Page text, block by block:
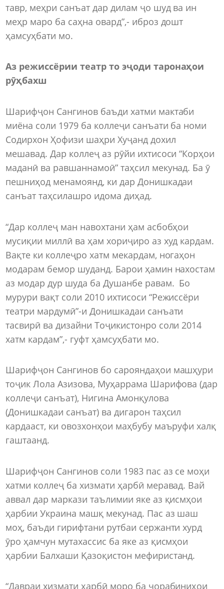
тавр, меҳри санъат дар дилам ҷо шуд ва ин
меҳр маро ба саҳна овард”,- иброз дошт
ҳамсуҳбати мо.
Аз режиссёрии театр то эҷоди таронаҳои
рӯҳбахш
Шарифҷон Сангинов баъди хатми мактаби
миёна соли 1979 ба коллеҷи санъати ба номи
Содирхон Ҳофизи шаҳри Хуҷанд дохил
мешавад. Дар коллеҷ аз рӯйи ихтисоси “Корҳои
маданӣ ва равшаннамоӣ” таҳсил мекунад. Ба ӯ
пешниҳод менамоянд, ки дар Донишкадаи
санъат таҳсилашро идома диҳад.
“Дар коллеҷ ман навохтани ҳам асбобҳои
мусиқии миллӣ ва ҳам хориҷиро аз худ кардам.
Вақте ки коллеҷро хатм мекардам, ногаҳон
модарам бемор шуданд. Барои ҳамин нахостам
аз модар дур шуда ба Душанбе равам. Бо
мурури вақт соли 2010 ихтисоси “Режиссёри
театри мардумӣ”-и Донишкадаи санъати
тасвирӣ ва дизайни Тоҷикистонро соли 2014
хатм кардам”,- гуфт ҳамсуҳбати мо.
Шарифҷон Сангинов бо сарояндаҳои машҳури
тоҷик Лола Азизова, Муҳаррама Шарифова (дар
коллеҷи санъат), Нигина Амонқулова
(Донишкадаи санъат) ва дигарон таҳсил
кардааст, ки овозхонҳои маҳбубу маъруфи халқ
гаштаанд.
Шарифҷон Сангинов соли 1983 пас аз се моҳи
хатми коллеҷ ба хизмати ҳарбӣ меравад. Вай
аввал дар маркази таълимии яке аз қисмҳои
ҳарбии Украина машқ мекунад. Пас аз шаш
моҳ, баъди гирифтани рутбаи сержанти хурд
ӯро ҳамчун мутахассис ба яке аз қисмҳои
ҳарбии Балхаши Қазоқистон мефиристанд.
“Давраи хизмати ҳарбӣ моро ба чорабиниҳои